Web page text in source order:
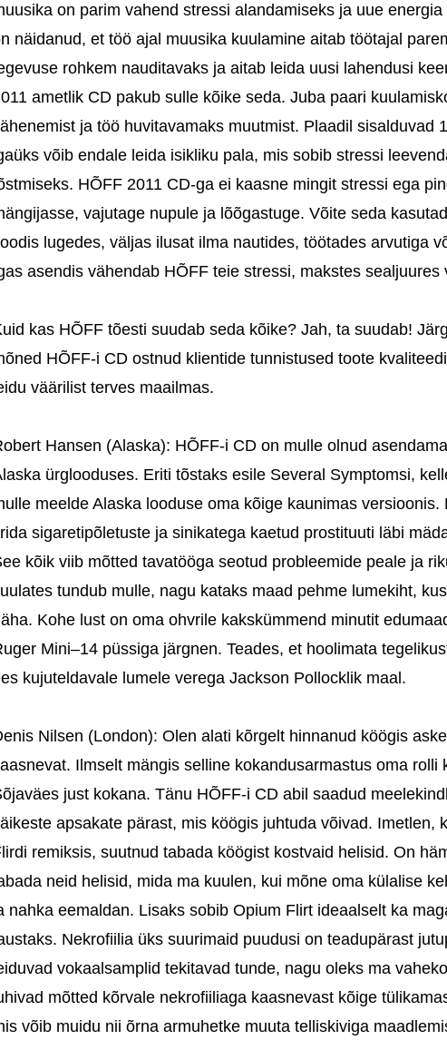
on parim vahend stressi alandamiseks ja uue
näidanud, et töö ajal muusika kuulamine aitab töötajal
rohkem nauditavaks ja aitab leida uusi lahendusi
ametlik CD pakub sulle kõike seda. Juba paari
ja töö huvitavamaks muutmist. Plaadil sisalduvad
võib endale leida isikliku pala, mis sobib stressi
HÕFF 2011 CD-ga ei kaasne mingit stressi ega
vajutage nupule ja lõõgastuge. Võite seda
lugedes, väljas ilusat ilma nautides, töötades arvutiga
asendis vähendab HÕFF teie stressi, makstes
kas HÕFF tõesti suudab seda kõike? Jah, ta suudab!
HÕFF-i CD ostnud klientide tunnistused toote
väärilist terves maailmas.
Hansen (Alaska): HÕFF-i CD on mulle olnud
ürglooduses. Eriti tõstaks esile Several Symptomsi,
meelde Alaska looduse oma kõige kaunimas
sigaretipõletuste ja sinikatega kaetud prostituuti läbi
kõik viib mõtted tavatööga seotud probleemide peale ja
tundub mulle, nagu kataks maad pehme lumekiht,
Kohe lust on oma ohvrile kakskümmend minutit
Mini–14 püssiga järgnen. Teades, et hoolimata
kujuteldavale lumele verega Jackson Pollocklik maal.
Nilsen (London): Olen alati kõrgelt hinnanud köögis
Ilmselt mängis selline kokandusarmastus oma rolli
just kokana. Tänu HÕFF-i CD abil saadud
apsakate pärast, mis köögis juhtuda võivad. Imetlen,
remiksis, suutnud tabada köögist kostvaid helisid. On
neid helisid, mida ma kuulen, kui mõne oma külalise
nahka eemaldan. Lisaks sobib Opium Flirt ideaalselt ka
Nekrofiilia üks suurimaid puudusi on teadupärast
vokaalsamplid tekitavad tunde, nagu oleks ma
mõtted kõrvale nekrofiiliaga kaasnevast kõige
võib muidu nii õrna armuhetke muuta telliskiviga